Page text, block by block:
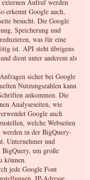
externen Aufruf werden
erkennt Google auch,
besucht. Die Google
Speicherung und
was für eine
ist. API steht übrigens
dient unter anderem als
sicher bei Google
Nutzungszahlen kann
ankommen. Die
Analyseseiten, wie
Google auch
welche Webseiten
werden in der BigQuery-
Unternehmer und
BigQuery, um große
können.
jede Google Font